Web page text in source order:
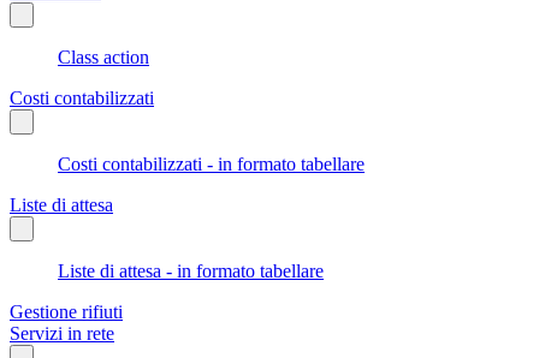
Class action
Costi contabilizzati
Costi contabilizzati - in formato tabellare
Liste di attesa
Liste di attesa - in formato tabellare
Gestione rifiuti
Servizi in rete